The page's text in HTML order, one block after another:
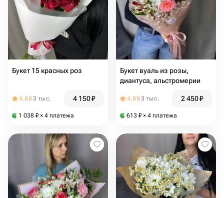
Букет 15 красных роз
4.883 тыс. 4 150₽
1 038 ₽ × 4 платежа
Букет вуаль из розы,
диантуса, альстромерии
4.883 тыс. 2 450₽
613 ₽ × 4 платежа